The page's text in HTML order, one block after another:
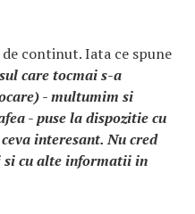
continut. Iata ce spune
care tocmai s-a
- multumim si
- puse la dispozitie cu
interesant. Nu cred
si cu alte informatii in